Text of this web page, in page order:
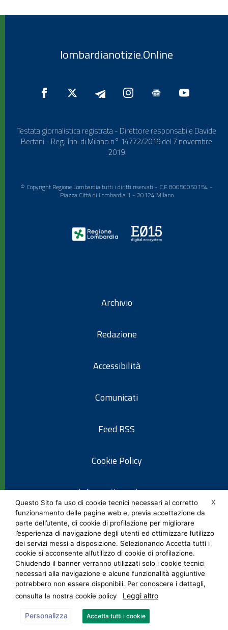
lombardianotizie.Online
Testata giornalistica registrata - Direttore responsabile Davide
Bertani - Reg. Trib. di Milano n° 14772/2019 del 7 novembre
2019
© Copyright Regione Lombardia tutti i diritti riservati - C.F. 80050050154 -
Piazza Città di Lombardia 1 - 20124 Milano
Archivio
Redazione
Accessibilità
Comunicati
Feed RSS
Cookie Policy
Informativa privacy
Note legali
Social Media Policy
X
Questo Sito fa uso di cookie tecnici necessari al corretto
funzionamento delle pagine web e, previa accettazione da
parte dell’utente, di cookie di profilazione per migliorare
l’esperienza di navigazione degli utenti ed ottimizzare l’utilizzo
dei servizi messi a disposizione. Selezionando Accetta tutti i
cookie si acconsente all’utilizzo di cookie di profilazione.
Chiudendo il banner verranno utilizzati solo i cookie tecnici
necessari alla navigazione e alcune funzionalità aggiuntive
potrebbero non essere disponibili. Per conoscere i dettagli,
consulta la nostra cookie policy
Leggi altro
Personalizza Accetta tutti i cookie